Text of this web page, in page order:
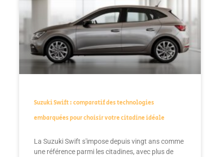
Suzuki Swift : comparatif des technologies
embarquées pour choisir votre citadine idéale
La Suzuki Swift s'impose depuis vingt ans comme
une référence parmi les citadines, avec plus de